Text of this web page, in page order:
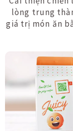
lòng trung
giá trị món ăn